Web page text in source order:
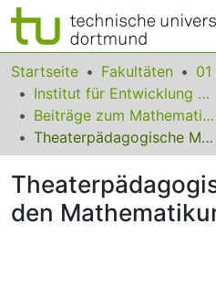
Bereiche & Sammlungen
Das gesamte Repositorium
Statistiken
FAQ
Leitlinien
Startseite Fakultäten
Institut für Entwicklung und Erforschung des Mathematikunterrichts
Beiträge zum Mathematikunterricht
Theaterpädagogische Mittel für den Mathematikunterricht
den